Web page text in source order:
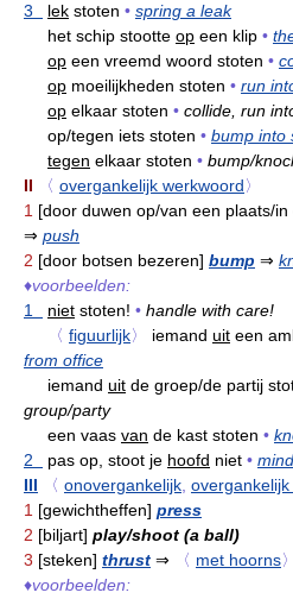
3
lek stoten • spring a leak
het schip stootte op een klip •
op een vreemd woord stoten •
op moeilijkheden stoten • run
op elkaar stoten • collide, run
op/tegen iets stoten • bump into
tegen elkaar stoten • bump/
II
〈 overgankelijk werkwoord〉
1 [door duwen op/van een plaats/
⇒ push
2 [door botsen bezeren] bump ⇒
♦voorbeelden:
1
niet stoten! • handle with care!
〈 figuurlijk〉 iemand uit een
from office
iemand uit de groep/de partij
group/party
een vaas van de kast stoten •
2
pas op, stoot je hoofd niet •
III
〈 onovergankelijk
1 [gewichtheffen] press
2 [biljart] play/shoot (a ball)
3 [steken] thrust ⇒ 〈 met hoorns〉
♦voorbeelden: